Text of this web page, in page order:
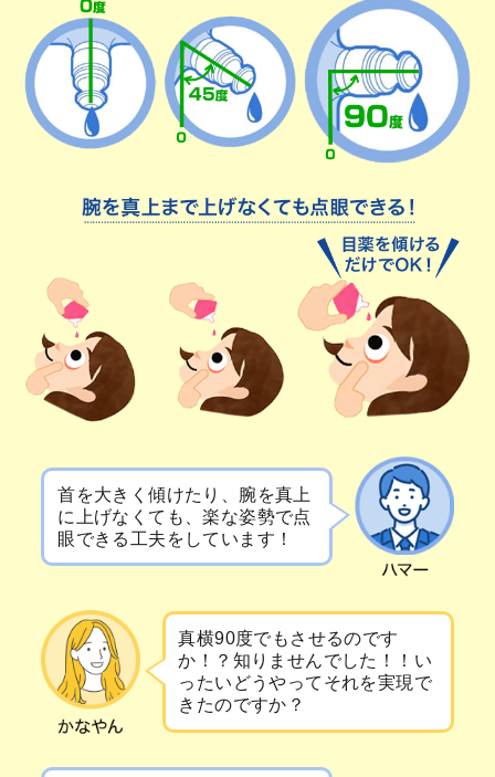
首を大きく傾けたり、腕を真上
に上げなくても、楽な姿勢で点
眼できる工夫をしています！
真横90度でもさせるのです
か！？知りませんでした！！い
ったいどうやってそれを実現で
きたのですか？